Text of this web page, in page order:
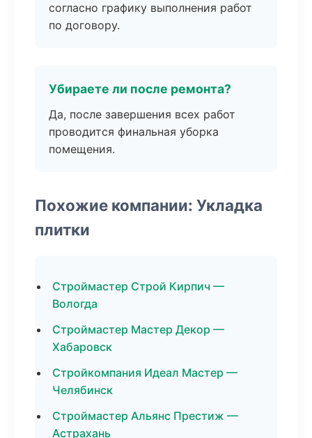
согласно графику выполнения работ
по договору.
Убираете ли после ремонта?
Да, после завершения всех работ
проводится финальная уборка
помещения.
Похожие компании: Укладка
плитки
Строймастер Строй Кирпич —
Вологда
Строймастер Мастер Декор —
Хабаровск
Стройкомпания Идеал Мастер —
Челябинск
Строймастер Альянс Престиж —
Астрахань